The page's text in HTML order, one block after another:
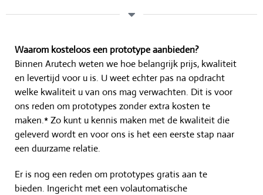
Waarom kosteloos een prototype aanbieden?
Binnen Arutech weten we hoe belangrijk prijs, kwaliteit
en levertijd voor u is. U weet echter pas na opdracht
welke kwaliteit u van ons mag verwachten. Dit is voor
ons reden om prototypes zonder extra kosten te
maken.* Zo kunt u kennis maken met de kwaliteit die
geleverd wordt en voor ons is het een eerste stap naar
een duurzame relatie.
Er is nog een reden om prototypes gratis aan te
bieden. Ingericht met een volautomatische